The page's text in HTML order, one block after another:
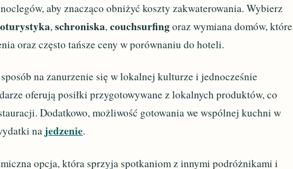
aby znacząco obniżyć koszty zakwaterowania. Wybierz
,schroniska,couchsurfingoraz wymiana domów, które
oraz często tańsze ceny w porównaniu do hoteli.
na zanurzenie się w lokalnej kulturze i jednocześnie
oferują posiłki przygotowywane z lokalnych produktów, co
Dodatkowo, możliwość gotowania we wspólnej kuchni w
na jedzenie.
opcja, która sprzyja spotkaniom z innymi podróżnikami i